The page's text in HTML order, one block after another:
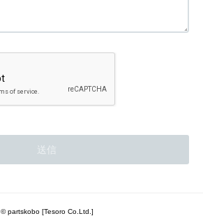
© partskobo [Tesoro Co.Ltd.]